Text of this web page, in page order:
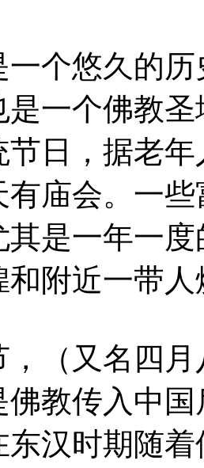
悠久的历
是一个佛教
节日，据老
有庙会。一
其是一年一
和附近一带
又名四月
佛教传入中
东汉时期随